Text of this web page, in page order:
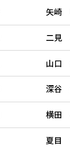
矢崎
二見
山口
深谷
横田
夏目